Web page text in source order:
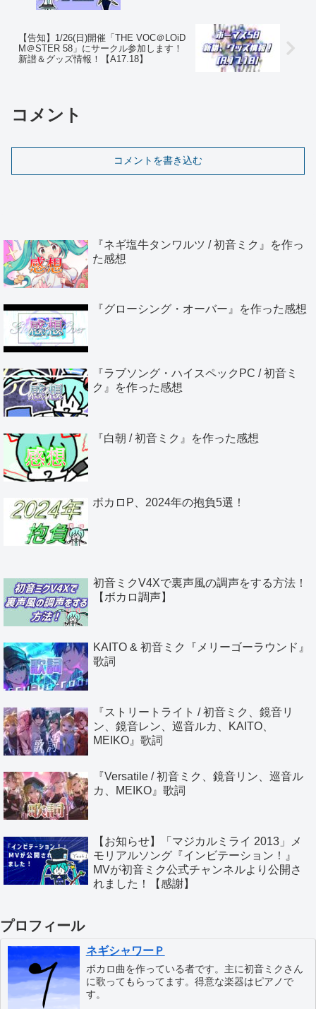
【告知】1/26(日)開催「THE VOC＠LOiD
M＠STER 58」にサークル参加します！
新譜＆グッズ情報！【A17.18】
コメント
コメントを書き込む
『ネギ塩牛タンワルツ / 初音ミク』を作っ
た感想
『グローシング・オーバー』を作った感想
『ラブソング・ハイスペックPC / 初音ミ
ク』を作った感想
『白朝 / 初音ミク』を作った感想
ボカロP、2024年の抱負5選！
初音ミクV4Xで裏声風の調声をする方法！
【ボカロ調声】
KAITO & 初音ミク『メリーゴーラウンド』
歌詞
『ストリートライト / 初音ミク、鏡音リ
ン、鏡音レン、巡音ルカ、KAITO、
MEIKO』歌詞
『Versatile / 初音ミク、鏡音リン、巡音ル
カ、MEIKO』歌詞
【お知らせ】「マジカルミライ 2013」メ
モリアルソング『インビテーション！』
MVが初音ミク公式チャンネルより公開さ
れました！【感謝】
プロフィール
ネギシャワーＰ
ボカロ曲を作っている者です。主に初音ミクさん
に歌ってもらってます。得意な楽器はピアノで
す。